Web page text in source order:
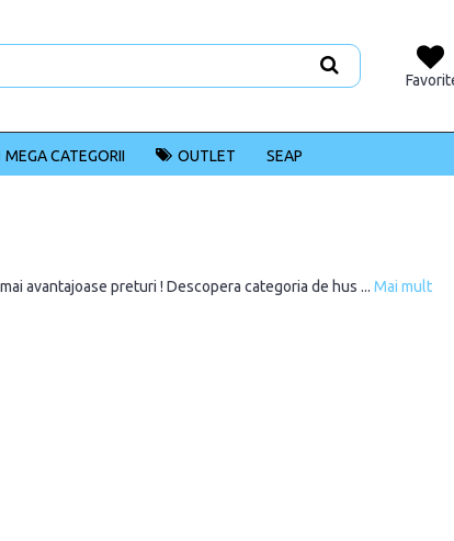
MEGA CATEGORII OUTLET SEAP
avantajoase preturi ! Descopera categoria de hus ... Mai mult